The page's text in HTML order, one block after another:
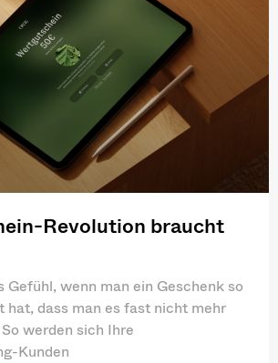
Revolution braucht
Gefühl, wenn man ein Geschenk so
hat, dass man es fast nicht mehr
werden sich Ihre
Kunden